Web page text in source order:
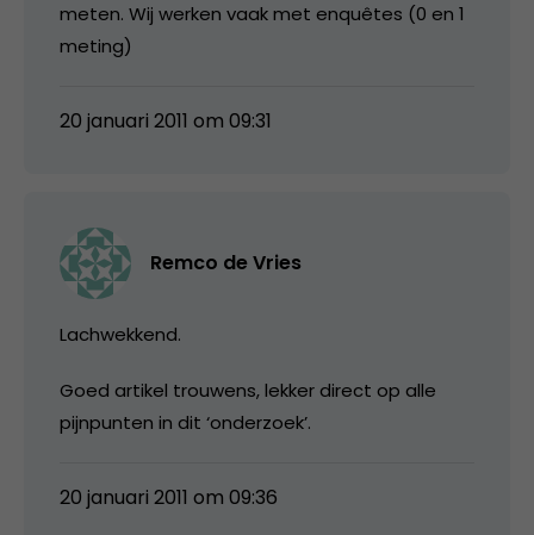
meten. Wij werken vaak met enquêtes (0 en 1
meting)
20 januari 2011 om 09:31
Remco de Vries
Lachwekkend.
Goed artikel trouwens, lekker direct op alle
pijnpunten in dit ‘onderzoek’.
20 januari 2011 om 09:36